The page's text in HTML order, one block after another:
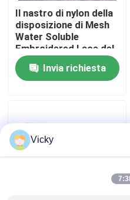
Controllo di qualità
Contattici
Richieda una citazione
tessuto ricamato del
Il nastro di nylon della
disposizione di Mesh
Water Soluble
Embroidered Lace del
cotone per le donne si
veste Invia richiesta
Vicky